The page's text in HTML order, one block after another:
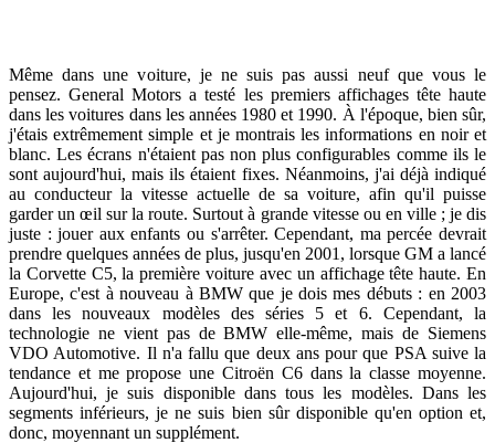
Même dans une voiture, je ne suis pas aussi neuf que vous le
pensez. General Motors a testé les premiers affichages tête haute
dans les voitures dans les années 1980 et 1990. À l'époque, bien sûr,
j'étais extrêmement simple et je montrais les informations en noir et
blanc. Les écrans n'étaient pas non plus configurables comme ils le
sont aujourd'hui, mais ils étaient fixes. Néanmoins, j'ai déjà indiqué
au conducteur la vitesse actuelle de sa voiture, afin qu'il puisse
garder un œil sur la route. Surtout à grande vitesse ou en ville ; je dis
juste : jouer aux enfants ou s'arrêter. Cependant, ma percée devrait
prendre quelques années de plus, jusqu'en 2001, lorsque GM a lancé
la Corvette C5, la première voiture avec un affichage tête haute. En
Europe, c'est à nouveau à BMW que je dois mes débuts : en 2003
dans les nouveaux modèles des séries 5 et 6. Cependant, la
technologie ne vient pas de BMW elle-même, mais de Siemens
VDO Automotive. Il n'a fallu que deux ans pour que PSA suive la
tendance et me propose une Citroën C6 dans la classe moyenne.
Aujourd'hui, je suis disponible dans tous les modèles. Dans les
segments inférieurs, je ne suis bien sûr disponible qu'en option et,
donc, moyennant un supplément.